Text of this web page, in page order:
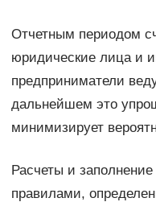
Отчетным периодом
юридические лица и
предприниматели
дальнейшем это
минимизирует
Расчеты и
правилами,